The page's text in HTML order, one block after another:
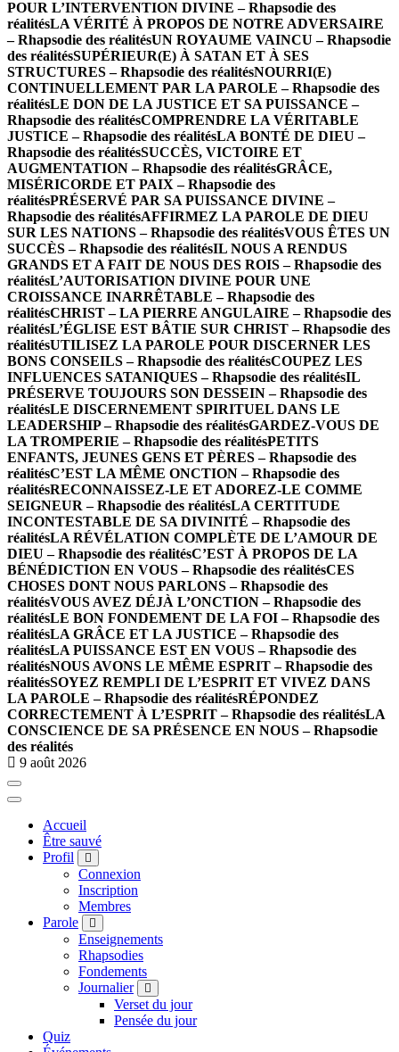
POUR L’INTERVENTION DIVINE – Rhapsodie des
réalitésLA VÉRITÉ À PROPOS DE NOTRE ADVERSAIRE
– Rhapsodie des réalitésUN ROYAUME VAINCU – Rhapsodie
des réalitésSUPÉRIEUR(E) À SATAN ET À SES
STRUCTURES – Rhapsodie des réalitésNOURRI(E)
CONTINUELLEMENT PAR LA PAROLE – Rhapsodie des
réalitésLE DON DE LA JUSTICE ET SA PUISSANCE –
Rhapsodie des réalitésCOMPRENDRE LA VÉRITABLE
JUSTICE – Rhapsodie des réalitésLA BONTÉ DE DIEU –
Rhapsodie des réalitésSUCCÈS, VICTOIRE ET
AUGMENTATION – Rhapsodie des réalitésGRÂCE,
MISÉRICORDE ET PAIX – Rhapsodie des
réalitésPRÉSERVÉ PAR SA PUISSANCE DIVINE –
Rhapsodie des réalitésAFFIRMEZ LA PAROLE DE DIEU
SUR LES NATIONS – Rhapsodie des réalitésVOUS ÊTES UN
SUCCÈS – Rhapsodie des réalitésIL NOUS A RENDUS
GRANDS ET A FAIT DE NOUS DES ROIS – Rhapsodie des
réalitésL’AUTORISATION DIVINE POUR UNE
CROISSANCE INARRÊTABLE – Rhapsodie des
réalitésCHRIST – LA PIERRE ANGULAIRE – Rhapsodie des
réalitésL’ÉGLISE EST BÂTIE SUR CHRIST – Rhapsodie des
réalitésUTILISEZ LA PAROLE POUR DISCERNER LES
BONS CONSEILS – Rhapsodie des réalitésCOUPEZ LES
INFLUENCES SATANIQUES – Rhapsodie des réalitésIL
PRÉSERVE TOUJOURS SON DESSEIN – Rhapsodie des
réalitésLE DISCERNEMENT SPIRITUEL DANS LE
LEADERSHIP – Rhapsodie des réalitésGARDEZ-VOUS DE
LA TROMPERIE – Rhapsodie des réalitésPETITS
ENFANTS, JEUNES GENS ET PÈRES – Rhapsodie des
réalitésC’EST LA MÊME ONCTION – Rhapsodie des
réalitésRECONNAISSEZ-LE ET ADOREZ-LE COMME
SEIGNEUR – Rhapsodie des réalitésLA CERTITUDE
INCONTESTABLE DE SA DIVINITÉ – Rhapsodie des
réalitésLA RÉVÉLATION COMPLÈTE DE L’AMOUR DE
DIEU – Rhapsodie des réalitésC’EST À PROPOS DE LA
BÉNÉDICTION EN VOUS – Rhapsodie des réalitésCES
CHOSES DONT NOUS PARLONS – Rhapsodie des
réalitésVOUS AVEZ DÉJÀ L’ONCTION – Rhapsodie des
réalitésLE BON FONDEMENT DE LA FOI – Rhapsodie des
réalitésLA GRÂCE ET LA JUSTICE – Rhapsodie des
réalitésLA PUISSANCE EST EN VOUS – Rhapsodie des
réalitésNOUS AVONS LE MÊME ESPRIT – Rhapsodie des
réalitésSOYEZ REMPLI DE L’ESPRIT ET VIVEZ DANS
LA PAROLE – Rhapsodie des réalitésRÉPONDEZ
CORRECTEMENT À L’ESPRIT – Rhapsodie des réalitésLA
CONSCIENCE DE SA PRÉSENCE EN NOUS – Rhapsodie
des réalités
9 août 2026
Accueil
Être sauvé
Profil
Connexion
Inscription
Membres
Parole
Enseignements
Rhapsodies
Fondements
Journalier
Verset du jour
Pensée du jour
Quiz